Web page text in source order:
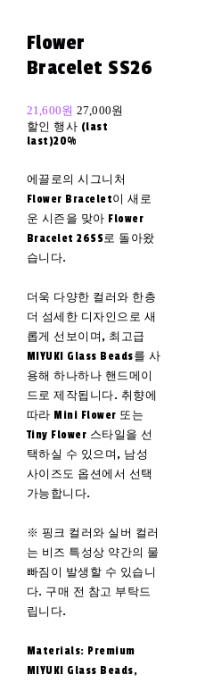
Flower
Bracelet SS26
21,600원 27,000원
할인 행사 (last
last)20%
에끌로의 시그니처
Flower Bracelet이 새로
운 시즌을 맞아 Flower
Bracelet 26SS로 돌아왔
습니다.
더욱 다양한 컬러와 한층
더 섬세한 디자인으로 새
롭게 선보이며, 최고급
MIYUKI Glass Beads를 사
용해 하나하나 핸드메이
드로 제작됩니다. 취향에
따라 Mini Flower 또는
Tiny Flower 스타일을 선
택하실 수 있으며, 남성
사이즈도 옵션에서 선택
가능합니다.
※ 핑크 컬러와 실버 컬러
는 비즈 특성상 약간의 물
빠짐이 발생할 수 있습니
다. 구매 전 참고 부탁드
립니다.
Materials: Premium
MIYUKI Glass Beads,